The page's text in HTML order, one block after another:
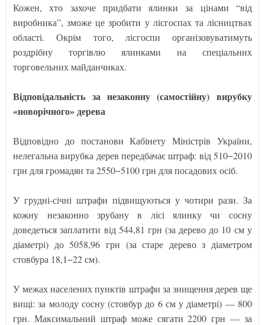
Кожен, хто захоче придбати ялинки за цінами “від
виробника”, зможе це зробити у лісгоспах та лісництвах
області. Окрім того, лісгоспи організовуватимуть
роздрібну торгівлю ялинками на спеціальних
торговельних майданчиках.
Відповідальність за незаконну (самостійну) вирубку
«новорічного» дерева
Відповідно до постанови Кабінету Міністрів України,
нелегальна вирубка дерев передбачає штраф: від 510−2010
грн для громадян та 2550−5100 грн для посадових осіб.
У грудні-січні штрафи підвищуються у чотири рази. За
кожну незаконно зрубану в лісі ялинку чи сосну
доведеться заплатити від 544,81 грн (за дерево до 10 см у
діаметрі) до 5058,96 грн (за старе дерево з діаметром
стовбура 18,1−22 см).
У межах населених пунктів штрафи за знищення дерев ще
вищі: за молоду сосну (стовбур до 6 см у діаметрі) — 800
грн. Максимальний штраф може сягати 2200 грн — за